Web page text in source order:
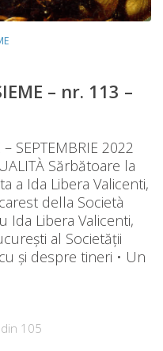
– nr. 113 –
SEPTEMBRIE 2022
Sărbătoare la
a Ida Libera Valicenti,
della Società
Ida Libera Valicenti,
al Societății
și despre tineri • Un
105